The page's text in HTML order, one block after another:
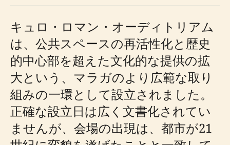
キュロ・ロマン・オーディトリアム
は、公共スペースの再活性化と歴史
的中心部を超えた文化的な提供の拡
大という、マラガのより広範な取り
組みの一環として設立されました。
正確な設立日は広く文書化されてい
ませんが、会場の出現は、都市が21